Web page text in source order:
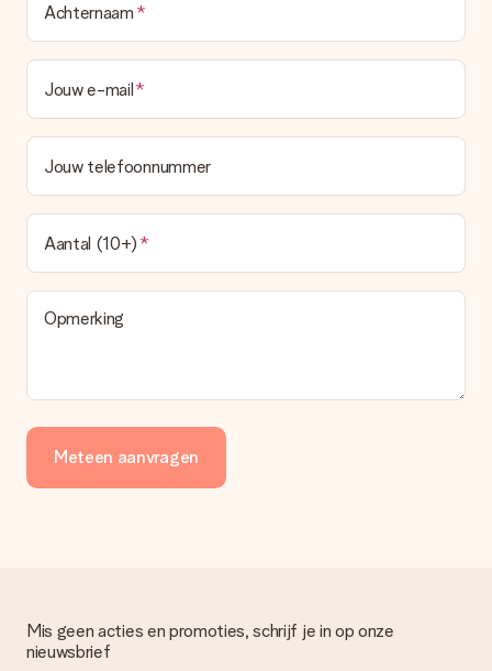
Achternaam
Jouw e-mail
Jouw telefoonnummer
Aantal (10+)
Opmerking
Meteen aanvragen
Mis geen acties en promoties, schrijf je in op onze
nieuwsbrief